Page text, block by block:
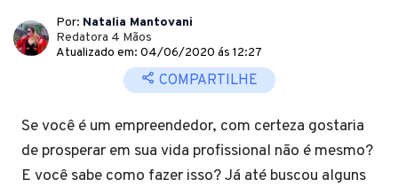
Por: Natalia Mantovani
Redatora 4 Mãos
Atualizado em: 04/06/2020 ás 12:27
COMPARTILHE
Se você é um empreendedor, com certeza gostaria
de prosperar em sua vida profissional não é mesmo?
E você sabe como fazer isso? Já até buscou alguns